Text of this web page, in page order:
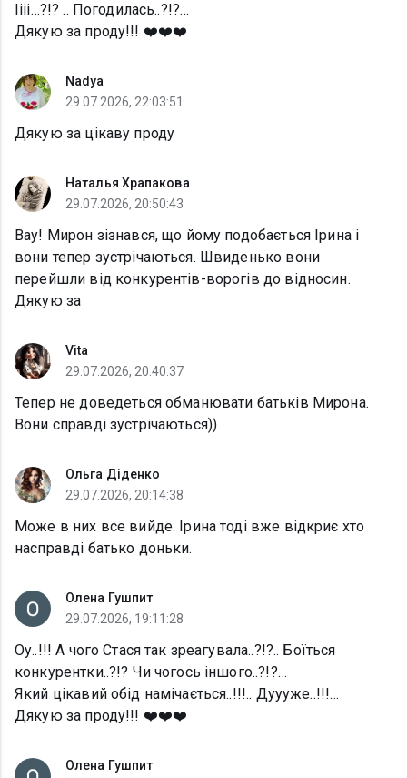
Іііі…?!? .. Погодилась..?!?…
Дякую за проду!!! ❤️❤️❤️
Nadya
29.07.2026, 22:03:51
Дякую за цікаву проду
Наталья Храпакова
29.07.2026, 20:50:43
Вау! Мирон зізнався, що йому подобається Ірина і
вони тепер зустрічаються. Швиденько вони
перейшли від конкурентів-ворогів до відносин.
Дякую за
Vita
29.07.2026, 20:40:37
Тепер не доведеться обманювати батьків Мирона.
Вони справді зустрічаються))
Ольга Діденко
29.07.2026, 20:14:38
Може в них все вийде. Ірина тоді вже відкриє хто
насправді батько доньки.
Олена Гушпит
29.07.2026, 19:11:28
Оу..!!! А чого Стася так зреагувала..?!?.. Боїться
конкурентки..?!? Чи чогось іншого..?!?…
Який цікавий обід намічається..!!!.. Дуууже..!!!…
Дякую за проду!!! ❤️❤️❤️
Олена Гушпит